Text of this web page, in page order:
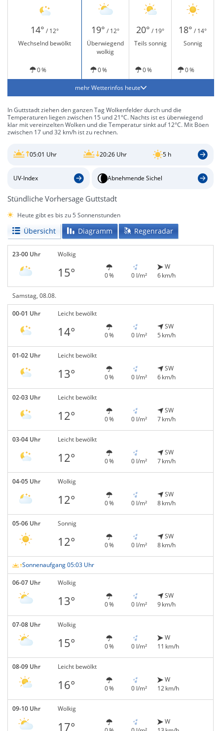
14° / 12° 19° / 12° 20° / 19° 18° / 14°
Wechselnd bewölkt
Überwiegend
wolkig
Teils sonnig Sonnig
0 % 0 % 0 % 0 %
mehr Wetterinfos heute
In Guttstadt ziehen den ganzen Tag Wolkenfelder durch und die
Temperaturen liegen zwischen 15 und 21°C. Nachts ist es überwiegend
klar mit vereinzelten Wolken und die Temperatur sinkt auf 12°C. Mit Böen
zwischen 17 und 32 km/h ist zu rechnen.
05:01 Uhr 20:26 Uhr 5 h
UV-Index Abnehmende Sichel
Stündliche Vorhersage Guttstadt
Heute gibt es bis zu 5 Sonnenstunden
Übersicht Diagramm Regenradar
23-00 Uhr Wolkig
15° 0 % 0 l/m²
W
6 km/h
Samstag, 08.08.
00-01 Uhr Leicht bewölkt
14° 0 % 0 l/m²
SW
5 km/h
01-02 Uhr Leicht bewölkt
13° 0 % 0 l/m²
SW
6 km/h
02-03 Uhr Leicht bewölkt
12° 0 % 0 l/m²
SW
7 km/h
03-04 Uhr Leicht bewölkt
12° 0 % 0 l/m²
SW
7 km/h
04-05 Uhr Wolkig
12° 0 % 0 l/m²
SW
8 km/h
05-06 Uhr Sonnig
12° 0 % 0 l/m²
SW
8 km/h
Sonnenaufgang 05:03 Uhr
06-07 Uhr Wolkig
13° 0 % 0 l/m²
SW
9 km/h
07-08 Uhr Wolkig
15° 0 % 0 l/m²
W
11 km/h
08-09 Uhr Leicht bewölkt
16° 0 % 0 l/m²
W
12 km/h
09-10 Uhr Wolkig
17°
W